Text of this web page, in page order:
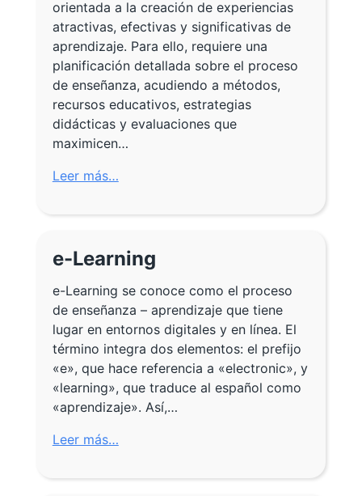
orientada a la creación de experiencias
atractivas, efectivas y significativas de
aprendizaje. Para ello, requiere una
planificación detallada sobre el proceso
de enseñanza, acudiendo a métodos,
recursos educativos, estrategias
didácticas y evaluaciones que
maximicen…
Leer más…
e-Learning
e-Learning se conoce como el proceso
de enseñanza – aprendizaje que tiene
lugar en entornos digitales y en línea. El
término integra dos elementos: el prefijo
«e», que hace referencia a «electronic», y
«learning», que traduce al español como
«aprendizaje». Así,…
Leer más…